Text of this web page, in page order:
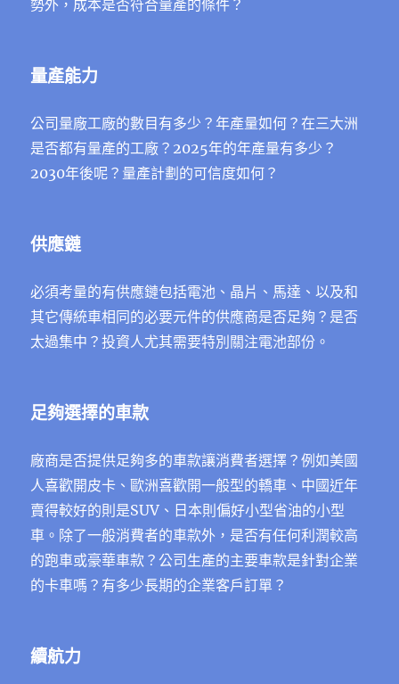
勢外，成本是否符合量產的條件？
量產能力
公司量廠工廠的數目有多少？年產量如何？在三大洲
是否都有量產的工廠？2025年的年產量有多少？
2030年後呢？量產計劃的可信度如何？
供應鏈
必須考量的有供應鏈包括電池、晶片、馬達、以及和
其它傳統車相同的必要元件的供應商是否足夠？是否
太過集中？投資人尤其需要特別關注電池部份。
足夠選擇的車款
廠商是否提供足夠多的車款讓消費者選擇？例如美國
人喜歡開皮卡、歐洲喜歡開一般型的轎車、中國近年
賣得較好的則是SUV、日本則偏好小型省油的小型
車。除了一般消費者的車款外，是否有任何利潤較高
的跑車或豪華車款？公司生產的主要車款是針對企業
的卡車嗎？有多少長期的企業客戶訂單？
續航力